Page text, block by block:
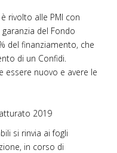
rivolto alle PMI con
del Fondo
del finanziamento, che
di un Confidi.
essere nuovo e avere le
2019
si rinvia ai fogli
in corso di